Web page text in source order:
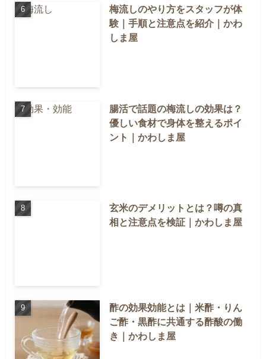
梅流しのやり方をスタッフが体
験｜手順と注意点を紹介｜かわ
しま屋
腸活で話題の梅流しの効果は？
優しい食材で身体を整えるポイ
ント｜かわしま屋
玄米のデメリットとは？噂の真
相と注意点を検証｜かわしま屋
酢の効果効能とは｜米酢・りん
ご酢・黒酢に共通する酢酸の働
き｜かわしま屋